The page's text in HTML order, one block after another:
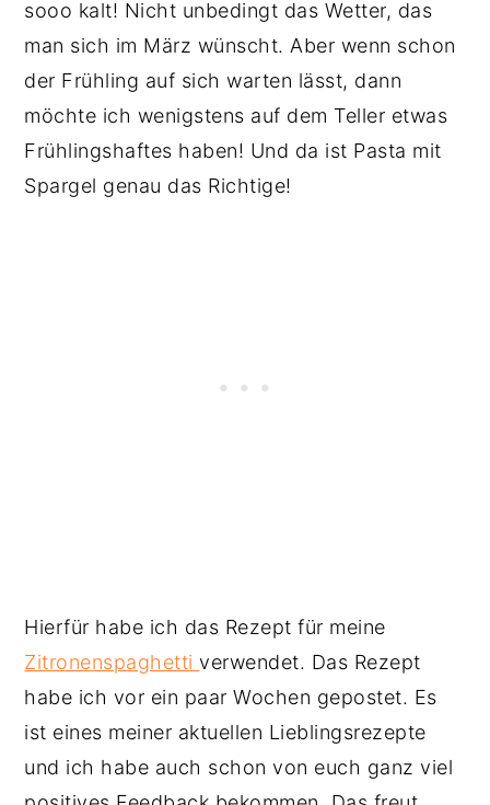
sooo kalt! Nicht unbedingt das Wetter, das
man sich im März wünscht. Aber wenn schon
der Frühling auf sich warten lässt, dann
möchte ich wenigstens auf dem Teller etwas
Frühlingshaftes haben! Und da ist Pasta mit
Spargel genau das Richtige!
Hierfür habe ich das Rezept für meine
Zitronenspaghettiverwendet. Das Rezept
habe ich vor ein paar Wochen gepostet. Es
ist eines meiner aktuellen Lieblingsrezepte
und ich habe auch schon von euch ganz viel